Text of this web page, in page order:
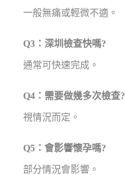
一般無痛或輕微不適。
Q3：深圳檢查快嗎?
通常可快速完成。
Q4：需要做幾多次檢查?
視情況而定。
Q5：會影響懷孕嗎?
部分情況會影響。